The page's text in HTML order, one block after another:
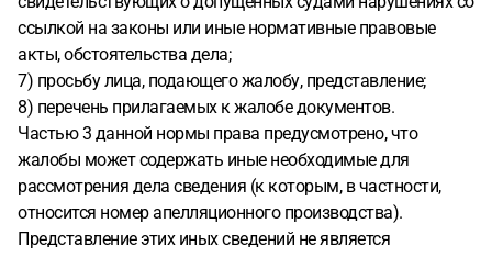
ссылкой на законы или иные нормативные правовые
акты, обстоятельства дела;
7) просьбу лица, подающего жалобу, представление;
8) перечень прилагаемых к жалобе документов.
Частью 3 данной нормы права предусмотрено, что
жалобы может содержать иные необходимые для
рассмотрения дела сведения (к которым, в частности,
относится номер апелляционного производства).
Представление этих иных сведений не является